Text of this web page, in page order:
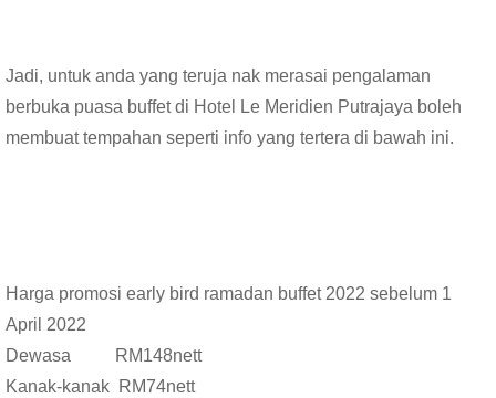
Jadi, untuk anda yang teruja nak merasai pengalaman
berbuka puasa buffet di Hotel Le Meridien Putrajaya boleh
membuat tempahan seperti info yang tertera di bawah ini.
Harga promosi early bird ramadan buffet 2022 sebelum 1
April 2022
Dewasa RM148nett
Kanak-kanak RM74nett